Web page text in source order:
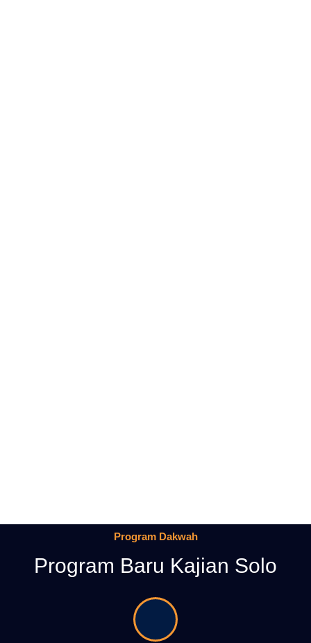
Program Dakwah
Program Baru Kajian Solo